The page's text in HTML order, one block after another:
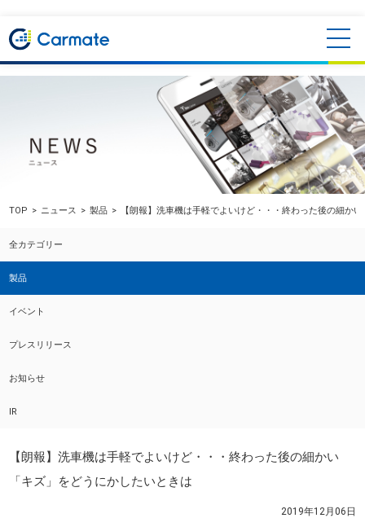
TOP ニュース 製品 【朗報】洗車機は手軽でよいけど・・・終わった後の細か
全カテゴリー
製品
イベント
プレスリリース
お知らせ
IR
【朗報】洗車機は手軽でよいけど・・・終わった後の細かい
「キズ」をどうにかしたいときは
2019年12月06日